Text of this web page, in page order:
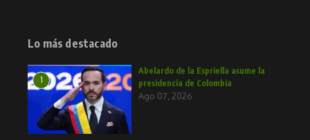
Lo más destacado
1
Abelardo de la Espriella asume la
presidencia de Colombia
Ago 07, 2026